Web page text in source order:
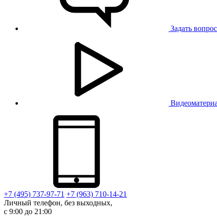
Задать вопрос
+7 (495) 737-97-71 +7 (963) 710-14-21
Личный телефон, без выходных,
с 9:00 до 21:00